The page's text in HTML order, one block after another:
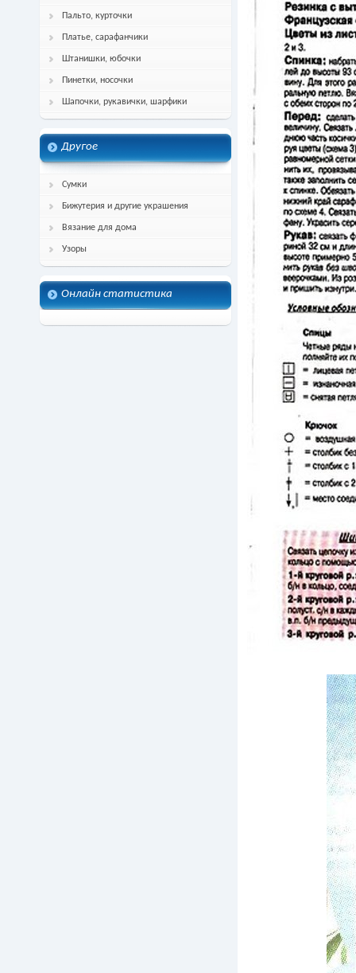
Пальто, курточки
Платье, сарафанчики
Штанишки, юбочки
Пинетки, носочки
Шапочки, рукавички, шарфики
Другое
Сумки
Бижутерия и другие украшения
Вязание для дома
Узоры
Онлайн статистика